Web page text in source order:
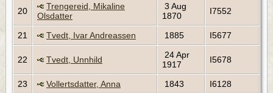
20
Trengereid, Mikaline
Olsdatter
3 Aug
1870
I7552
21 Tvedt, Ivar Andreassen 1885 I5677
22 Tvedt, Unnhild
24 Apr
1917
I5678
23 Vollertsdatter, Anna 1843 I6128